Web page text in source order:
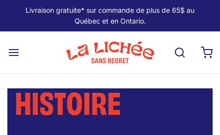
Livraison gratuite* sur commande de plus de 65$ au
Québec et en Ontario.
HISTOIRE